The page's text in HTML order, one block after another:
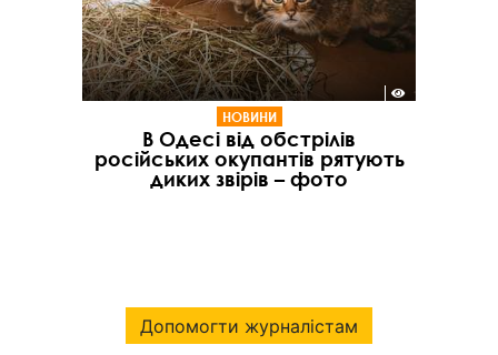
НОВИНИ
В Одесі від обстрілів
російських окупантів рятують
диких звірів – фото
Допомогти журналістам